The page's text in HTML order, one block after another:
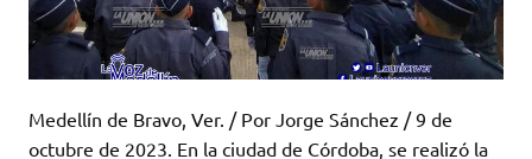
Medellín de Bravo, Ver. / Por Jorge Sánchez / 9 de
octubre de 2023. En la ciudad de Córdoba, se realizó la